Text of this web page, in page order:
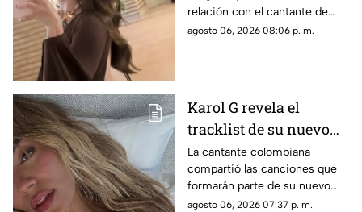
relación con el cantante de
corridos tumbados.
agosto 06, 2026 08:06 p. m.
Karol G revela el
tracklist de su nuevo
álbum antes de su
lanzamiento; esta es la
lista completa
La cantante colombiana
compartió las canciones que
formarán parte de su nuevo
material de estudio,
agosto 06, 2026 07:37 p. m.